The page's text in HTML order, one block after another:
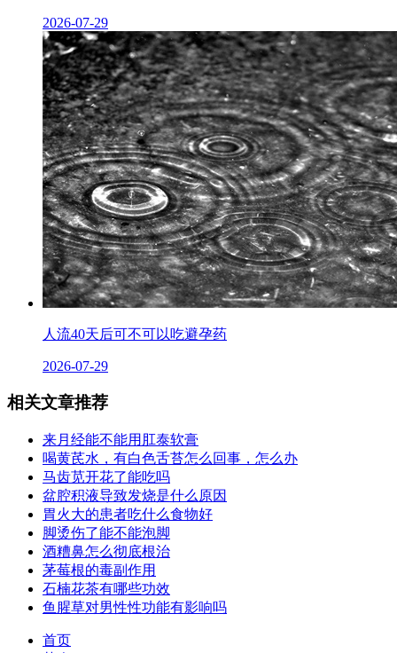
2026-07-29
人流40天后可不可以吃避孕药
2026-07-29
相关文章推荐
来月经能不能用肛泰软膏
喝黄芪水，有白色舌苔怎么回事，怎么办
马齿苋开花了能吃吗
盆腔积液导致发烧是什么原因
胃火大的患者吃什么食物好
脚烫伤了能不能泡脚
酒糟鼻怎么彻底根治
茅莓根的毒副作用
石楠花茶有哪些功效
鱼腥草对男性性功能有影响吗
首页